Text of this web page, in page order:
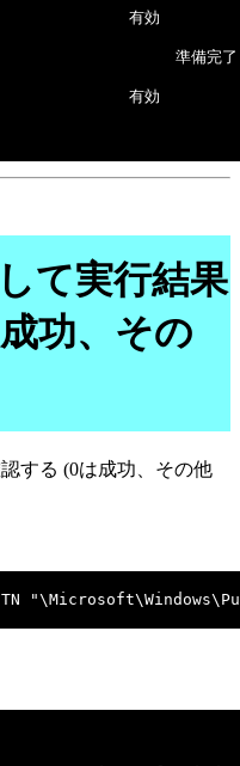
て実行結果
功、その
する (0は成功、その他